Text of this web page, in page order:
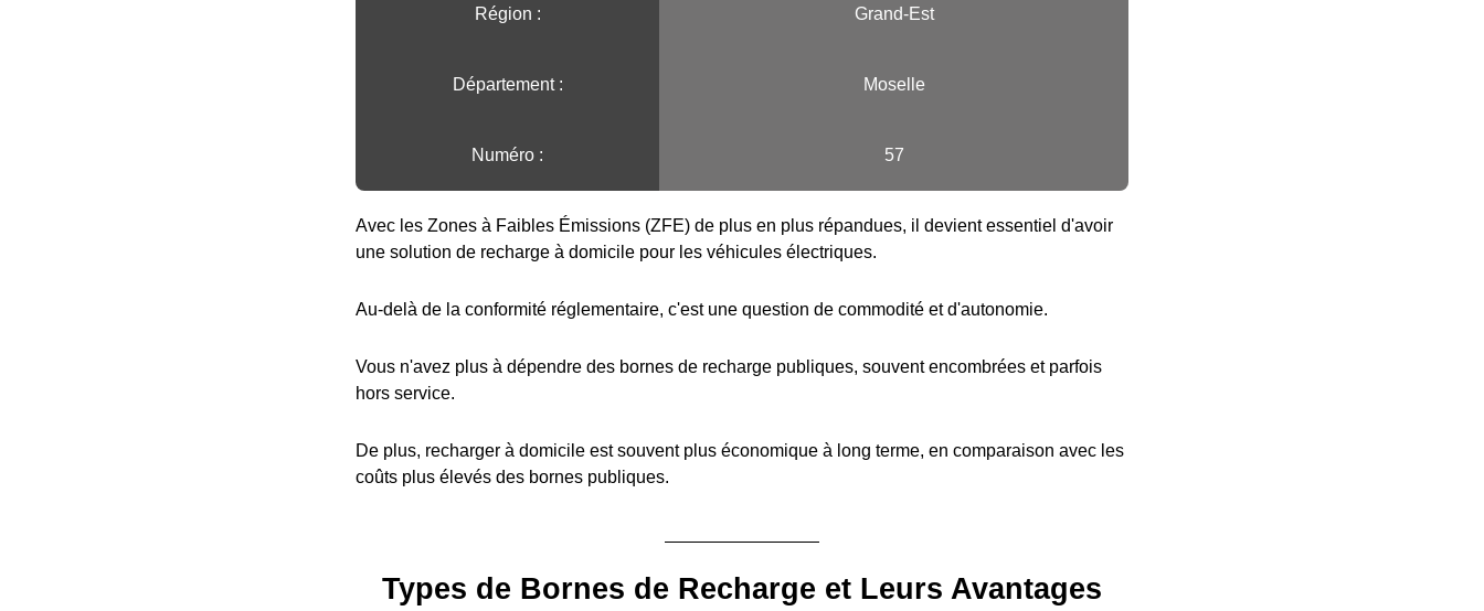
Région :️ Grand-Est
Département : Moselle
Numéro : 57
Avec les Zones à Faibles Émissions (ZFE) de plus en plus répandues, il devient essentiel d'avoir
une solution de recharge à domicile pour les véhicules électriques.
Au-delà de la conformité réglementaire, c'est une question de commodité et d'autonomie.
Vous n'avez plus à dépendre des bornes de recharge publiques, souvent encombrées et parfois
hors service.
De plus, recharger à domicile est souvent plus économique à long terme, en comparaison avec les
coûts plus élevés des bornes publiques.
Types de Bornes de Recharge et Leurs Avantages